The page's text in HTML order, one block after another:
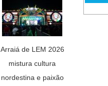
Arraiá de LEM 2026
mistura cultura
nordestina e paixão